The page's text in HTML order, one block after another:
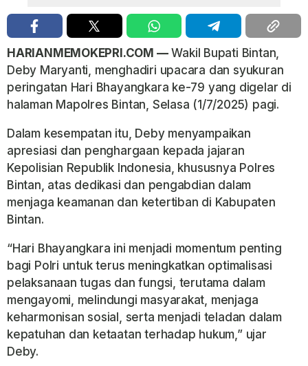
HARIANMEMOKEPRI.COM —Wakil Bupati Bintan,
Deby Maryanti, menghadiri upacara dan syukuran
peringatan Hari Bhayangkara ke-79 yang digelar di
halaman Mapolres Bintan, Selasa (1/7/2025) pagi.
Dalam kesempatan itu, Deby menyampaikan
apresiasi dan penghargaan kepada jajaran
Kepolisian Republik Indonesia, khususnya Polres
Bintan, atas dedikasi dan pengabdian dalam
menjaga keamanan dan ketertiban di Kabupaten
Bintan.
“Hari Bhayangkara ini menjadi momentum penting
bagi Polri untuk terus meningkatkan optimalisasi
pelaksanaan tugas dan fungsi, terutama dalam
mengayomi, melindungi masyarakat, menjaga
keharmonisan sosial, serta menjadi teladan dalam
kepatuhan dan ketaatan terhadap hukum,” ujar
Deby.